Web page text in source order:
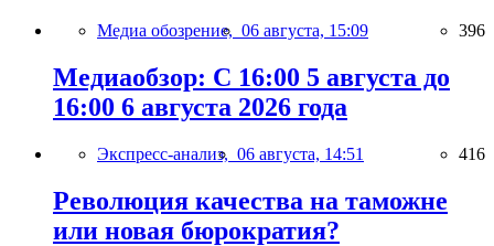
Медиа обозрение, 06 августа, 15:09 396
Медиаобзор: С 16:00 5 августа до
16:00 6 августа 2026 года
Экспресс-анализ, 06 августа, 14:51 416
Революция качества на таможне
или новая бюрократия?